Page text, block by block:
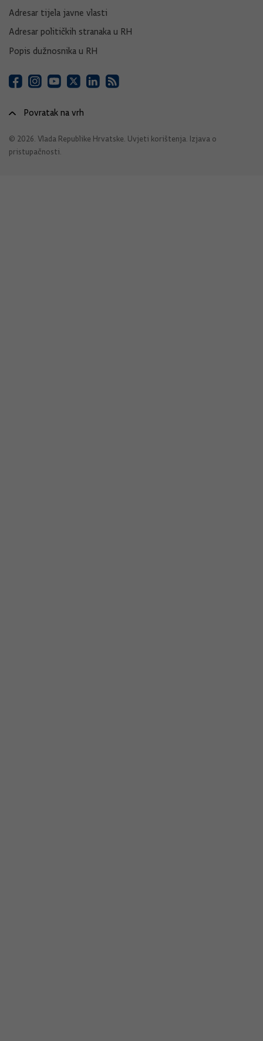
Adresar tijela javne vlasti
Adresar političkih stranaka u RH
Popis dužnosnika u RH
Povratak na vrh
© 2026. Vlada Republike Hrvatske. Uvjeti korištenja. Izjava o
pristupačnosti.